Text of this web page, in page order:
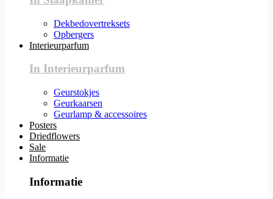
Dekbedovertreksets
Opbergers
Interieurparfum
In Interieurparfum
Geurstokjes
Geurkaarsen
Geurlamp & accessoires
Posters
Driedflowers
Sale
Informatie
Informatie